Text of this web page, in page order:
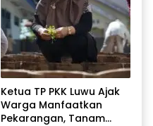
Ketua TP PKK Luwu Ajak
Warga Manfaatkan
Pekarangan, Tanam